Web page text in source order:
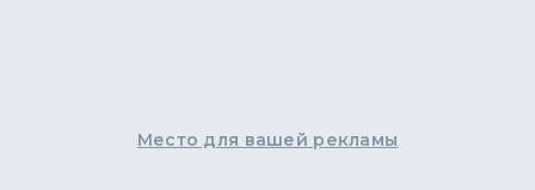
Место для вашей рекламы